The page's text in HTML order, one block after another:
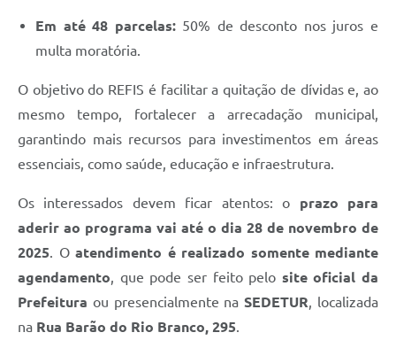
Em até 48 parcelas:50% de desconto nos juros e
multa moratória.
O objetivo do REFIS é facilitar a quitação de dívidas e, ao
mesmo tempo, fortalecer a arrecadação municipal,
garantindo mais recursos para investimentos em áreas
essenciais, como saúde, educação e infraestrutura.
Os interessados devem ficar atentos: o prazo para
aderir ao programa vai até o dia 28 de novembro de
2025. O atendimento é realizado somente mediante
agendamento, que pode ser feito pelo site oficial da
Prefeitura ou presencialmente naSEDETUR, localizada
na Rua Barão do Rio Branco, 295.